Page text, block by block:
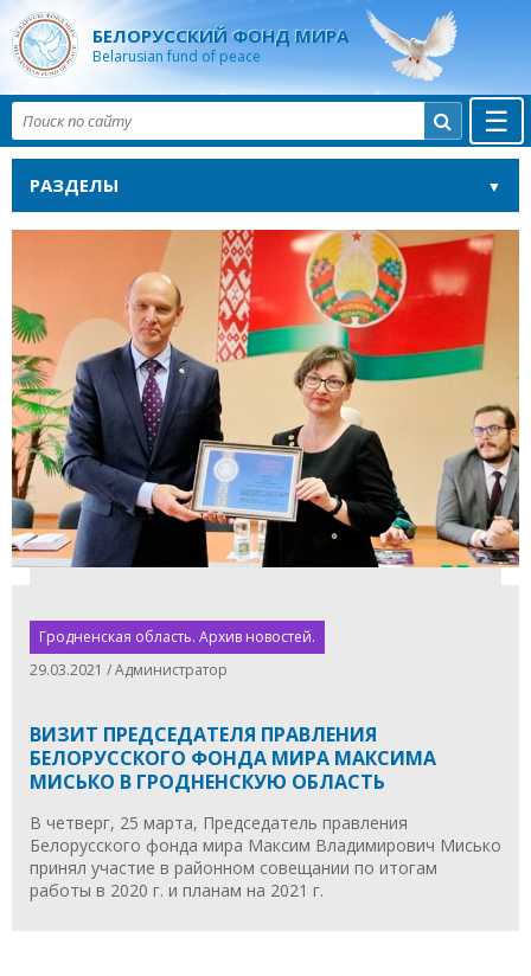
БЕЛОРУССКИЙ ФОНД МИРА
Belarusian fund of peace
☰

РАЗДЕЛЫ
Гродненская область. Архив новостей.
29.03.2021 / Администратор
ВИЗИТ ПРЕДСЕДАТЕЛЯ ПРАВЛЕНИЯ
БЕЛОРУССКОГО ФОНДА МИРА МАКСИМА
МИСЬКО В ГРОДНЕНСКУЮ ОБЛАСТЬ
В четверг, 25 марта, Председатель правления
Белорусского фонда мира Максим Владимирович Мисько
принял участие в районном совещании по итогам
работы в 2020 г. и планам на 2021 г.